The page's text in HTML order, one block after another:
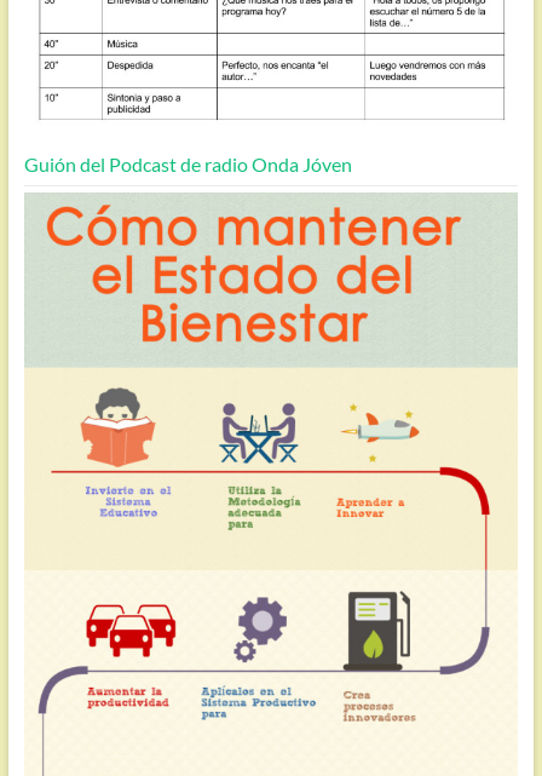
Guión del Podcast de radio Onda Jóven